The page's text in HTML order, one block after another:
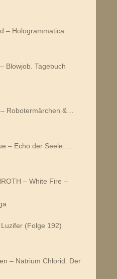
– Hologrammatica
Blowjob. Tagebuch
Robotermärchen &…
– Echo der Seele.…
– White Fire –
(Folge 192)
– Natrium Chlorid. Der